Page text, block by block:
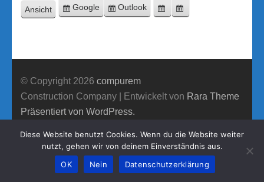
Ansicht ausdrucken
Eintragen
Google
Eintragen
Outlook
Google-
© Copyright 2026 compurem
Construction Company | Entwickelt von Rara Theme
Präsentiert von WordPress.
Diese Website benutzt Cookies. Wenn du die Website weiter
nutzt, gehen wir von deinem Einverständnis aus.
OK
Nein Datenschutzerklärung